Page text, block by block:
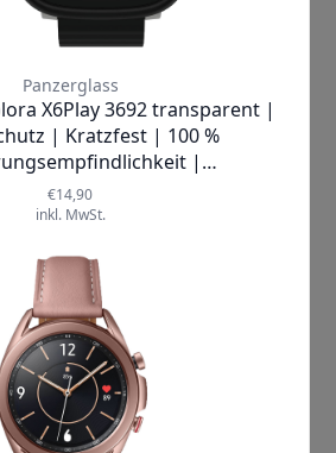
die sich aus Ihrer besonderen
gegen diese auf Art. 6 Abs. 1 lit.
durch Mitteilung an Klarna zu
der Daten ist für den
von Ihnen gewünschten Zahlart
hat zur Folge, dass
von Ihnen gewählten Zahlart
insbesondere an welche
personenbezogenen Daten
unter
1.0/shared/content/legal/terms/0/d
.
zu Klarna erhalten Sie unter: